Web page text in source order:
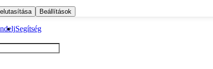
Beállítások
Segítség